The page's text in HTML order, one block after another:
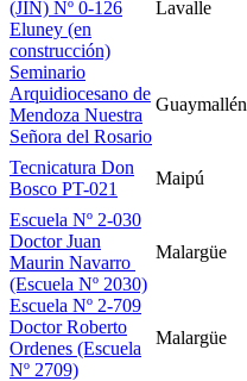
(JIN) Nº 0-126
Eluney (en
construcción)
Lavalle
Seminario
Arquidiocesano de
Mendoza Nuestra
Señora del Rosario
Guaymallén
Tecnicatura Don
Bosco PT-021
Maipú
​Escuela Nº 2-030
Doctor Juan
Maurin Navarro ​
(Escuela Nº 2030)
Malargüe
​Escuela Nº 2-709
Doctor Roberto
Ordenes (​Escuela
Nº 2709)
Malargüe